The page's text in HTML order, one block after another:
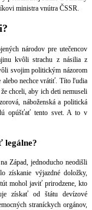
ministra vnútra ČSSR.
národov pre utečencov
kvôli strachu z násilia z
svojim politickým názorom
alebo nechce vrátiť. Títo ľudia
chceli, aby ich deti nemuseli
náboženská a politická
opúšťať tento svet. A to v
legálne?
Západ, jednoducho neodišli
získanie výjazdné doložky,
mohol javiť prirodzene, kto
získať od štátu devízové
straníckych orgánov,